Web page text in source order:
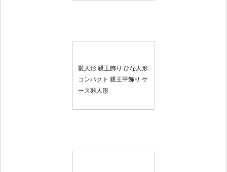
雛人形 親王飾り ひな人形
コンパクト 親王平飾り ケ
ース雛人形